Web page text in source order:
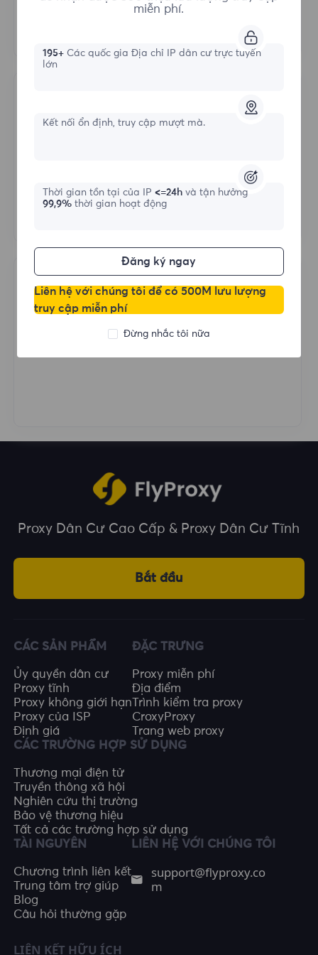
Android
Proxy Tools
Proxy Dân Cư Cao Cấp & Proxy Dân Cư Tĩnh
Bắt đầu
CÁC SẢN PHẨM
Ủy quyền dân cư
Proxy tĩnh
Proxy không giới hạn
Proxy của ISP
Định giá
ĐẶC TRƯNG
Proxy miễn phí
Địa điểm
Trình kiểm tra proxy
CroxyProxy
Trang web proxy
CÁC TRƯỜNG HỢP SỬ DỤNG
Thương mại điện tử
Truyền thông xã hội
Nghiên cứu thị trường
Bảo vệ thương hiệu
Tất cả các trường hợp sử dụng
TÀI NGUYÊN
Chương trình liên kết
Trung tâm trợ giúp
Blog
Câu hỏi thường gặp
LIÊN HỆ VỚI CHÚNG TÔI
support@flyproxy.co
m
LIÊN KẾT HỮU ÍCH
miễn phí.
195+Các quốc gia Địa chỉ IP dân cư trực tuyến
lớn
Kết nối ổn định, truy cập mượt mà.
Thời gian tồn tại của IP <=24h và tận hưởng
99,9%thời gian hoạt động
Đăng ký ngay
Liên hệ với chúng tôi để có 500M lưu lượng
truy cập miễn phí
Đừng nhắc tôi nữa